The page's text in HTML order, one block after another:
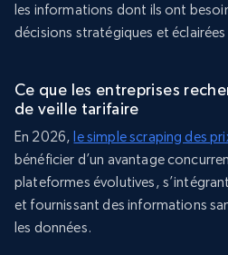
les informations dont ils ont
décisions stratégiques et
Ce que les entreprises
de veille tarifaire
En 2026, le simple scraping des
bénéficier d’un avantage
plateformes évolutives,
et fournissant des informations
les données.